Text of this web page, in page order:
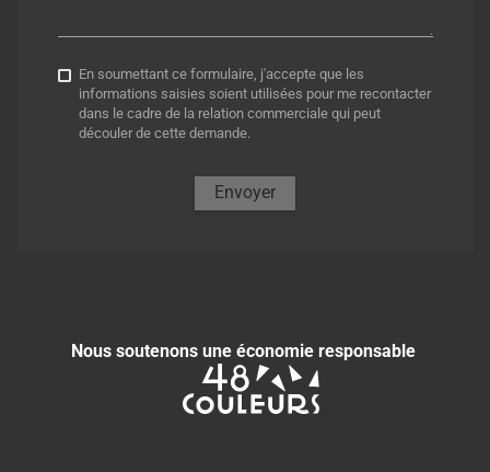
En soumettant ce formulaire, j'accepte que les
informations saisies soient utilisées pour me recontacter
dans le cadre de la relation commerciale qui peut
découler de cette demande.
Envoyer
Nous soutenons une économie responsable